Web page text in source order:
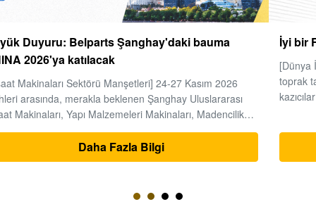
İyi bir Final Drive Nasıl Seçilir?
[Dünya İnşaat Makine Endüstrisi Gözlemleri] Ağır makine ve
toprak taşıma mühendisliği alanında, zaman paradır ve
kazıcılar tüm projenin "kalbi" dir.Son tahrik (seyahat motoru
ve redüktör bileşimi), yüksek basınçlı hidrolik enerjinin
sorumluluğunu taş... Daha Fazla Bilgi